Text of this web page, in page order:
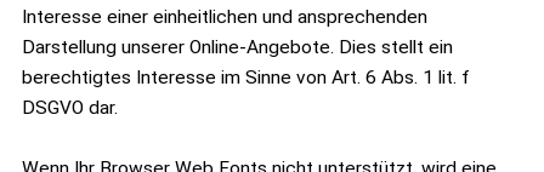
Interesse einer einheitlichen und ansprechenden
Darstellung unserer Online-Angebote. Dies stellt ein
berechtigtes Interesse im Sinne von Art. 6 Abs. 1 lit. f
DSGVO dar.